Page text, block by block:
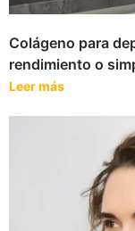
Colágeno para
rendimiento o
Leer más